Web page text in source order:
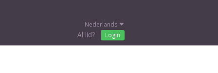
Nederlands
Al lid? Login